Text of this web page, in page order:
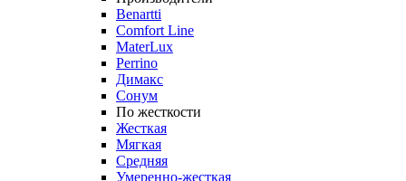
Benartti
Comfort Line
MaterLux
Perrino
Димакс
Сонум
По жесткости
Жесткая
Мягкая
Средняя
Умеренно-жесткая